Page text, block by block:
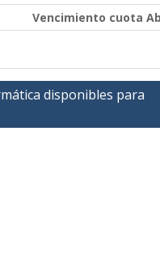
Vencimiento cuota
disponibles para